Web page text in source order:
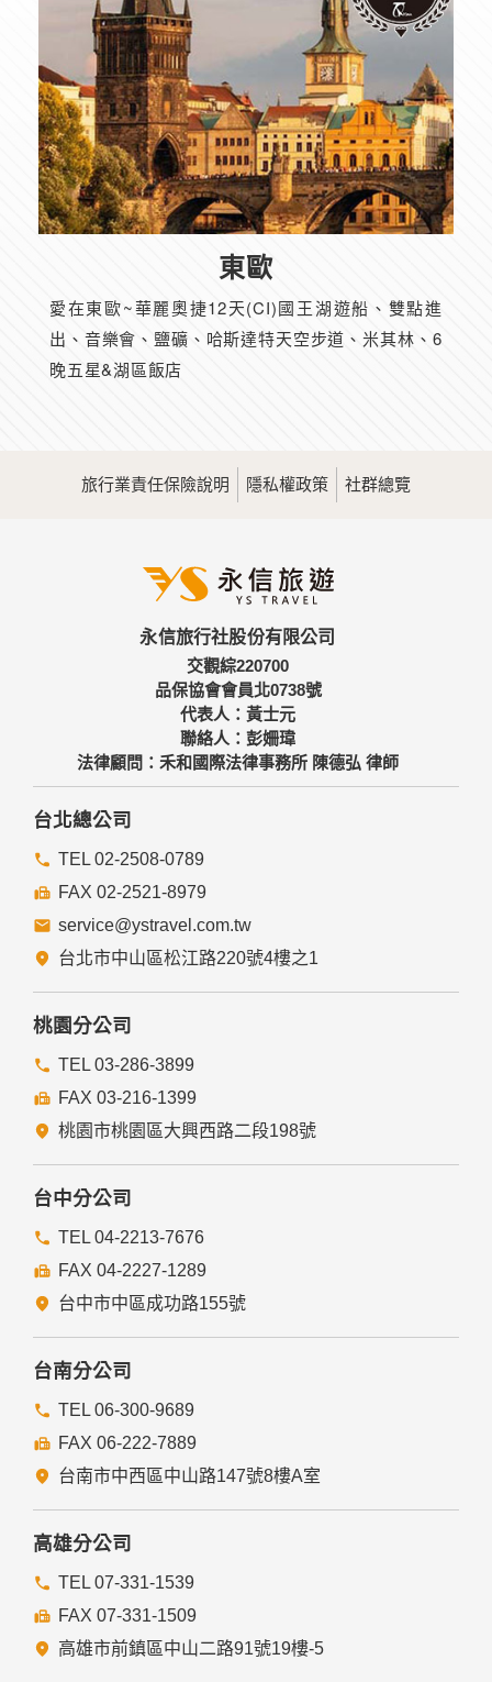
東歐
愛在東歐~華麗奧捷12天(CI)國王湖遊船、雙點進
出、音樂會、鹽礦、哈斯達特天空步道、米其林、6
晚五星&湖區飯店
旅行業責任保險說明 隱私權政策 社群總覽
永信旅行社股份有限公司
交觀綜220700
品保協會會員北0738號
代表人：黃士元
聯絡人：彭姍瑋
法律顧問：禾和國際法律事務所 陳德弘 律師
台北總公司
TEL 02-2508-0789
FAX 02-2521-8979
service@ystravel.com.tw
台北市中山區松江路220號4樓之1
桃園分公司
TEL 03-286-3899
FAX 03-216-1399
桃園市桃園區大興西路二段198號
台中分公司
TEL 04-2213-7676
FAX 04-2227-1289
台中市中區成功路155號
台南分公司
TEL 06-300-9689
FAX 06-222-7889
台南市中西區中山路147號8樓A室
高雄分公司
TEL 07-331-1539
FAX 07-331-1509
高雄市前鎮區中山二路91號19樓-5